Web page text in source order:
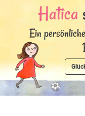
Hatica
Ein